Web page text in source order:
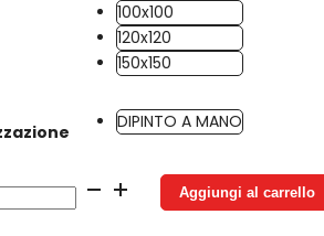
100x100
120x120
150x150
DIPINTO A MANO
Aggiungi al carrello